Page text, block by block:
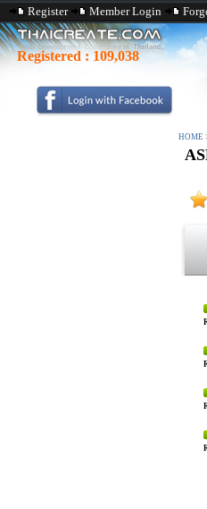
Register Member Login
Registered : 109,038
HOME